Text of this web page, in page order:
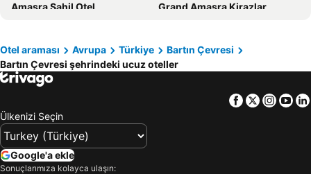
Amasra Sahil Otel
Grand Amasra Kirazlar
Cesmi Cakraz
Carsi Pansiyon
Karadeniz Pansiyon
Isikaltin Hotel
Kristal Butik Hotel
Grand Asiye Otel
Bogazici Otel
Kemikzade Konagi
Otel araması Avrupa Türkiye
Bartın Çevresi
Bartın Çevresi şehrindeki ucuz oteller
Facebook
Twitter
Ülkenizi Seçin
Google'a ekle
Sonuçlarımıza kolayca ulaşın: